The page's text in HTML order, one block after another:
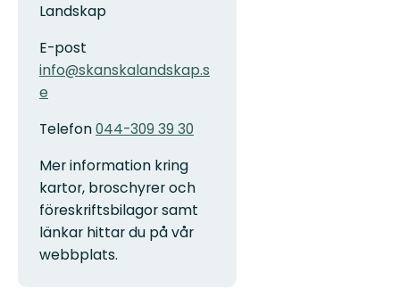
Landskap
E-post
info@skanskalandskap.s
e
Telefon044-309 39 30
Mer information kring
kartor, broschyrer och
föreskriftsbilagor samt
länkar hittar du på vår
webbplats.